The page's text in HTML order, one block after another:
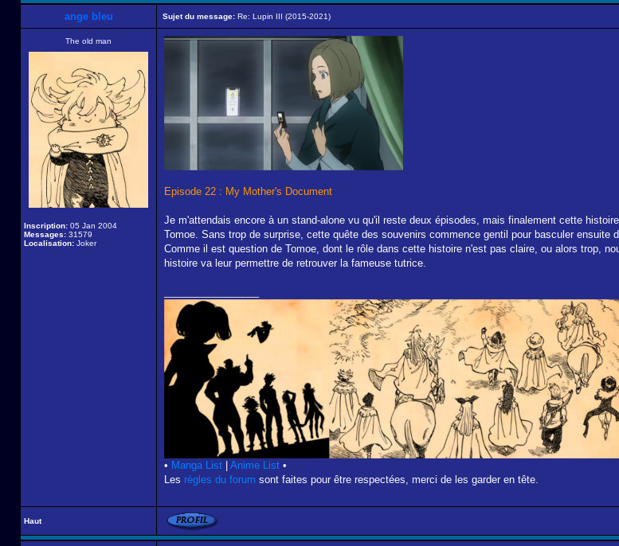
ange bleu Sujet du message: Re: Lupin III (2015-2021)
The old man
Inscription: 05 Jan 2004
Messages: 31579
Localisation: Joker
Episode 22 : My Mother's Document
Je m'attendais encore à un stand-alone vu qu'il reste deux épisodes, mais finalement cette
Tomoe. Sans trop de surprise, cette quête des souvenirs commence gentil pour basculer ensuite
Comme il est question de Tomoe, dont le rôle dans cette histoire n'est pas claire, ou alors trop,
histoire va leur permettre de retrouver la fameuse tutrice.
• Manga List Anime List •
Les règles du forum sont faites pour être respectées, merci de les garder en tête.
Haut